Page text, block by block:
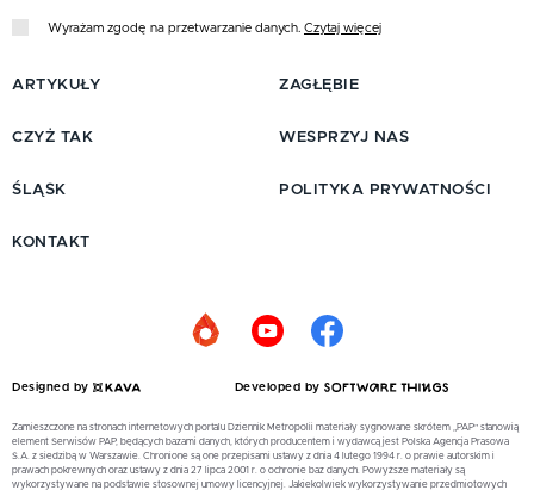
Wyrażam zgodę na przetwarzanie danych. Czytaj więcej
ARTYKUŁY
CZYŻ TAK
ŚLĄSK
ZAGŁĘBIE
WESPRZYJ NAS
POLITYKA PRYWATNOŚCI
KONTAKT
Designed by Developed by
Zamieszczone na stronach internetowych portalu Dziennik Metropolii materiały sygnowane skrótem „PAP” stanowią
element Serwisów PAP, będących bazami danych, których producentem i wydawcą jest Polska Agencja Prasowa
S.A. z siedzibą w Warszawie. Chronione są one przepisami ustawy z dnia 4 lutego 1994 r. o prawie autorskim i
prawach pokrewnych oraz ustawy z dnia 27 lipca 2001 r. o ochronie baz danych. Powyższe materiały są
wykorzystywane na podstawie stosownej umowy licencyjnej. Jakiekolwiek wykorzystywanie przedmiotowych